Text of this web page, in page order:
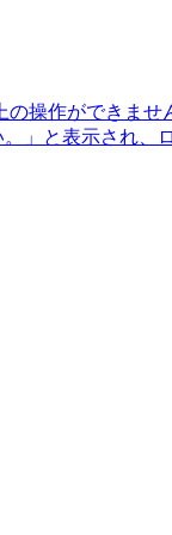
の操作ができませ
」と表示され、